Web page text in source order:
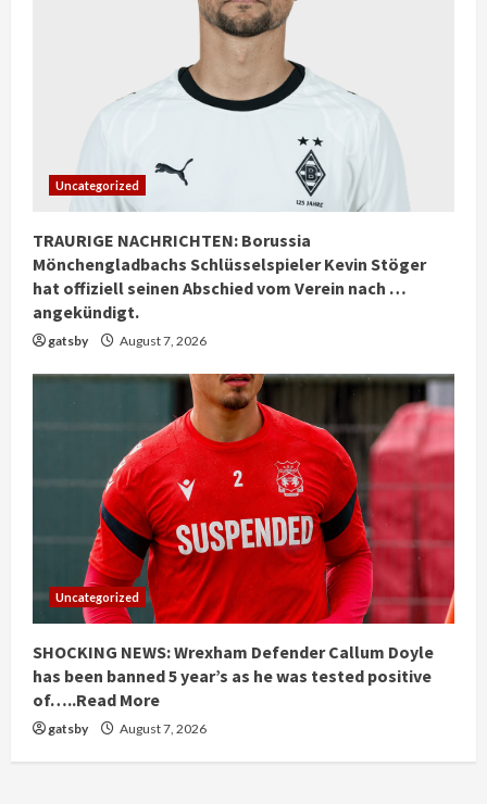
Uncategorized
TRAURIGE NACHRICHTEN: Borussia
Mönchengladbachs Schlüsselspieler Kevin Stöger
hat offiziell seinen Abschied vom Verein nach …
angekündigt.
gatsby August 7, 2026
Uncategorized
SHOCKING NEWS: Wrexham Defender Callum Doyle
has been banned 5 year’s as he was tested positive
of…..Read More
gatsby August 7, 2026